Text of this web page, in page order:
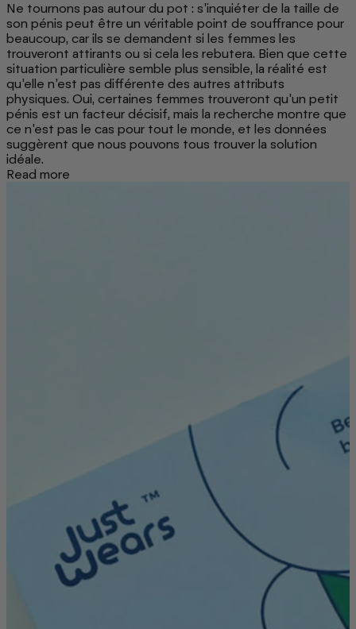
Ne tournons pas autour du pot : s'inquiéter de la taille de
son pénis peut être un véritable point de souffrance pour
beaucoup, car ils se demandent si les femmes les
trouveront attirants ou si cela les rebutera. Bien que cette
situation particulière semble plus sensible, la réalité est
qu’elle n’est pas différente des autres attributs
physiques. Oui, certaines femmes trouveront qu'un petit
pénis est un facteur décisif, mais la recherche montre que
ce n'est pas le cas pour tout le monde, et les données
suggèrent que nous pouvons tous trouver la solution
idéale.
Read more